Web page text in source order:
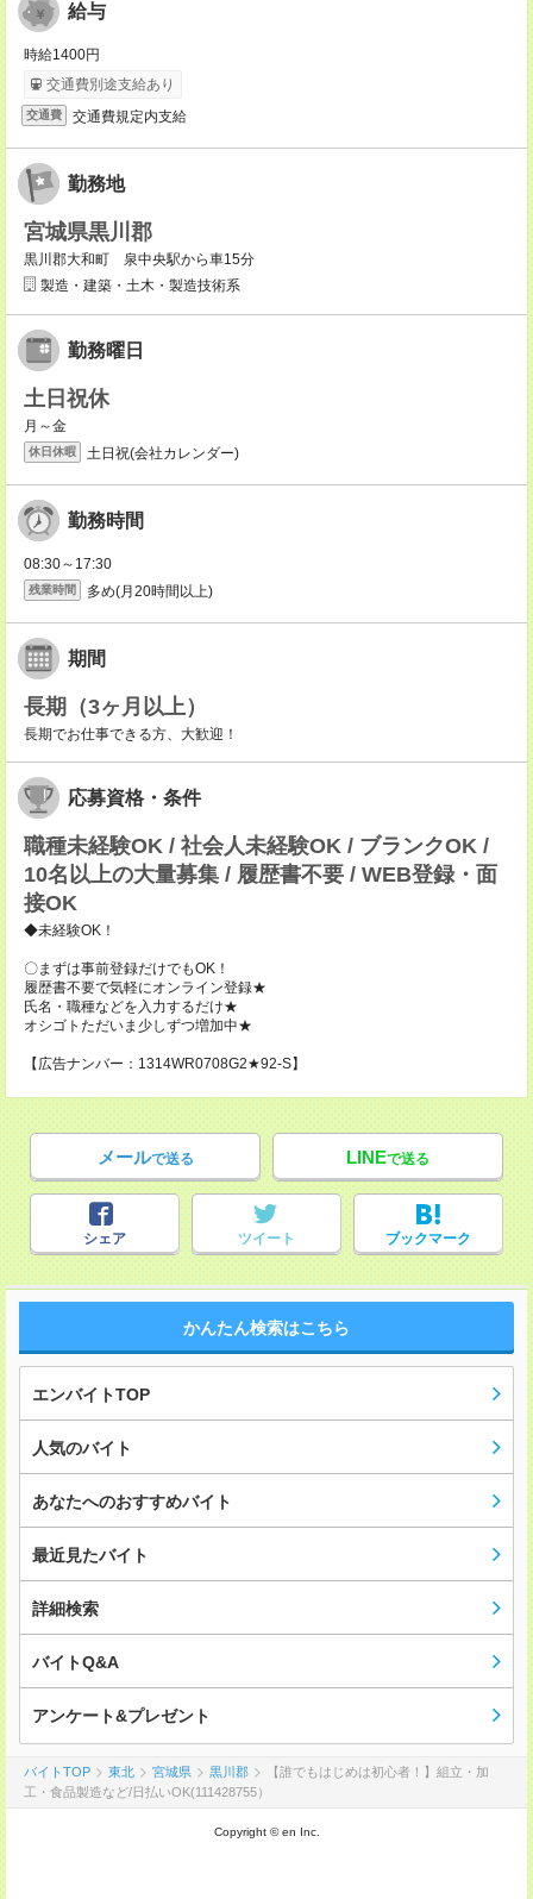
給与
時給1400円
交通費別途支給あり
交通費 交通費規定内支給
勤務地
宮城県黒川郡
黒川郡大和町 泉中央駅から車15分
製造・建築・土木・製造技術系
勤務曜日
土日祝休
月～金
休日休暇 土日祝(会社カレンダー)
勤務時間
08:30～17:30
残業時間 多め(月20時間以上)
期間
長期（3ヶ月以上）
長期でお仕事できる方、大歓迎！
応募資格・条件
職種未経験OK / 社会人未経験OK / ブランクOK /
10名以上の大量募集 / 履歴書不要 / WEB登録・面
接OK
◆未経験OK！
〇まずは事前登録だけでもOK！
履歴書不要で気軽にオンライン登録★
氏名・職種などを入力するだけ★
オシゴトただいま少しずつ増加中★
【広告ナンバー：1314WR0708G2★92-S】
メールで送る LINEで送る
シェア ツイート ブックマーク
かんたん検索はこちら
エンバイトTOP
人気のバイト
あなたへのおすすめバイト
最近見たバイト
詳細検索
バイトQ&A
アンケート&プレゼント
バイトTOP 東北 宮城県 黒川郡
【誰でもはじめは初心者！】組立・加
工・食品製造など/日払いOK(111428755）
Copyright © en Inc.